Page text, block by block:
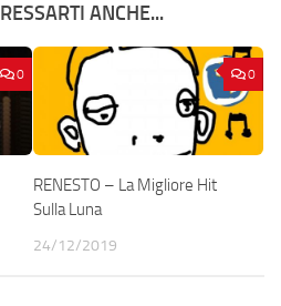
ANCHE...
0 0
RENESTO – La Migliore Hit
Sulla Luna
24/12/2019